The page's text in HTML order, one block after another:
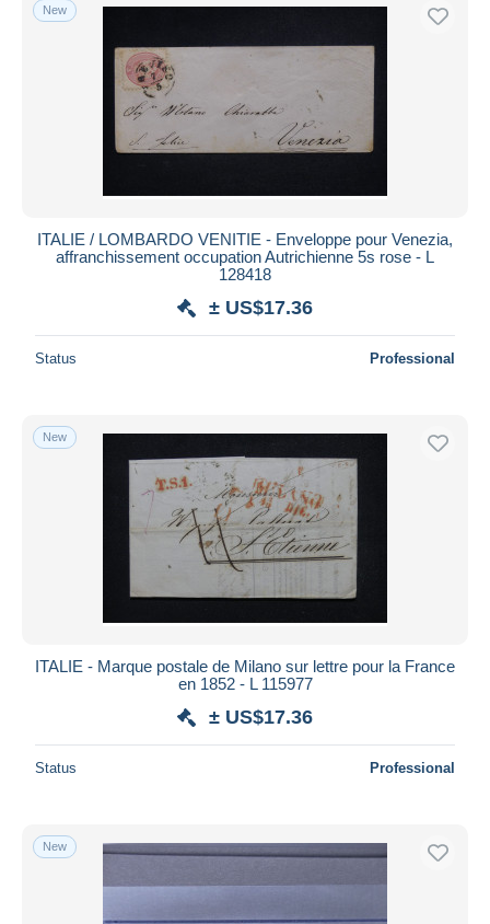
New
ITALIE / LOMBARDO VENITIE - Enveloppe pour Venezia,
affranchissement occupation Autrichienne 5s rose - L
128418
± US$17.36
Status Professional
New
ITALIE - Marque postale de Milano sur lettre pour la France
en 1852 - L 115977
± US$17.36
Status Professional
New